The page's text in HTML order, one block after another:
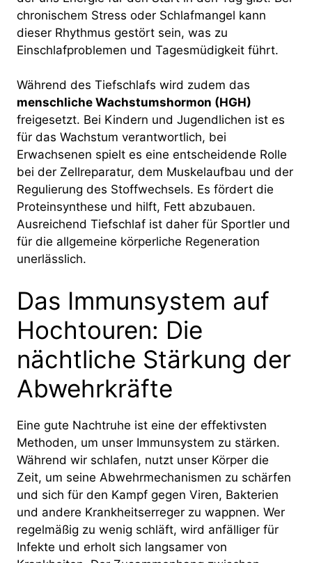
chronischem Stress oder Schlafmangel kann
dieser Rhythmus gestört sein, was zu
Einschlafproblemen und Tagesmüdigkeit führt.
Während des Tiefschlafs wird zudem das
menschliche Wachstumshormon (HGH)
freigesetzt. Bei Kindern und Jugendlichen ist es
für das Wachstum verantwortlich, bei
Erwachsenen spielt es eine entscheidende Rolle
bei der Zellreparatur, dem Muskelaufbau und der
Regulierung des Stoffwechsels. Es fördert die
Proteinsynthese und hilft, Fett abzubauen.
Ausreichend Tiefschlaf ist daher für Sportler und
für die allgemeine körperliche Regeneration
unerlässlich.
Das Immunsystem auf
Hochtouren: Die
nächtliche Stärkung der
Abwehrkräfte
Eine gute Nachtruhe ist eine der effektivsten
Methoden, um unser Immunsystem zu stärken.
Während wir schlafen, nutzt unser Körper die
Zeit, um seine Abwehrmechanismen zu schärfen
und sich für den Kampf gegen Viren, Bakterien
und andere Krankheitserreger zu wappnen. Wer
regelmäßig zu wenig schläft, wird anfälliger für
Infekte und erholt sich langsamer von